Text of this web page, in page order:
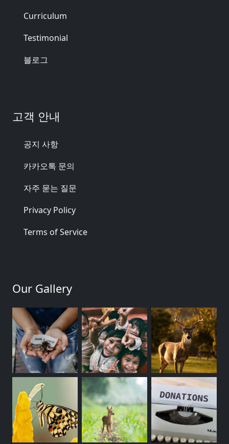
Curriculum
Testimonial
블로그
고객 안내
공지 사항
카카오톡 문의
자주 묻는 질문
Privacy Policy
Terms of Service
Our Gallery